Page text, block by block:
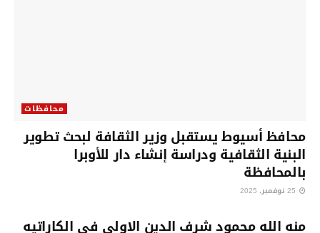
محافظات
محافظ أسيوط يستقبل وزير الثقافة لبحث تطوير
البنية الثقافية ودراسة إنشاء دار للأوبرا
بالمحافظة
منه الله محمود شرف الدين الاولى في الكاراتيه